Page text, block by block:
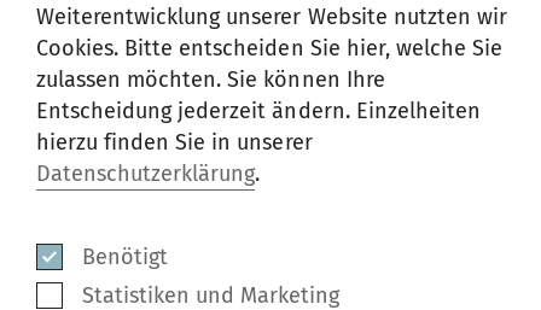
Deutsch
PDF/142 KB
Weiterentwicklung unserer Website nutzten wir
Cookies. Bitte entscheiden Sie hier, welche Sie
zulassen möchten. Sie können Ihre
Entscheidung jederzeit ändern. Einzelheiten
hierzu finden Sie in unserer
Datenschutzerklärung.
Benötigt
Statistiken und Marketing